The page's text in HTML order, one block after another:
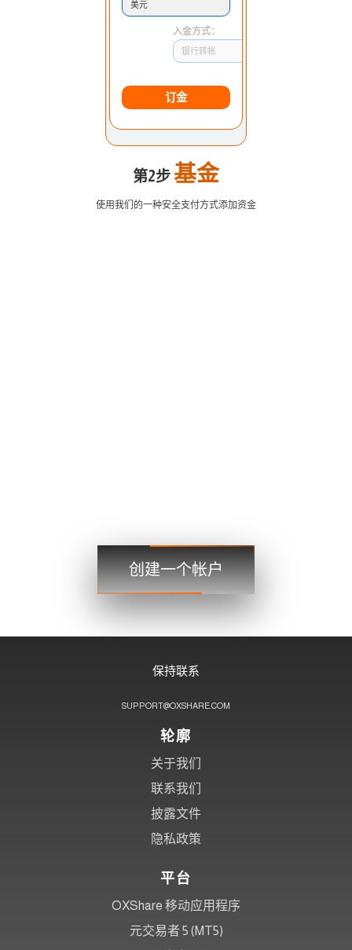
美元
订金
第2步基金
使用我们的一种安全支付方式添加资金
步骤 3贸易
创建一个帐户
保持联系
SUPPORT@OXSHARE.COM
轮廓
关于我们
联系我们
披露文件
隐私政策
平台
OXShare 移动应用程序
元交易者 5 (MT5)